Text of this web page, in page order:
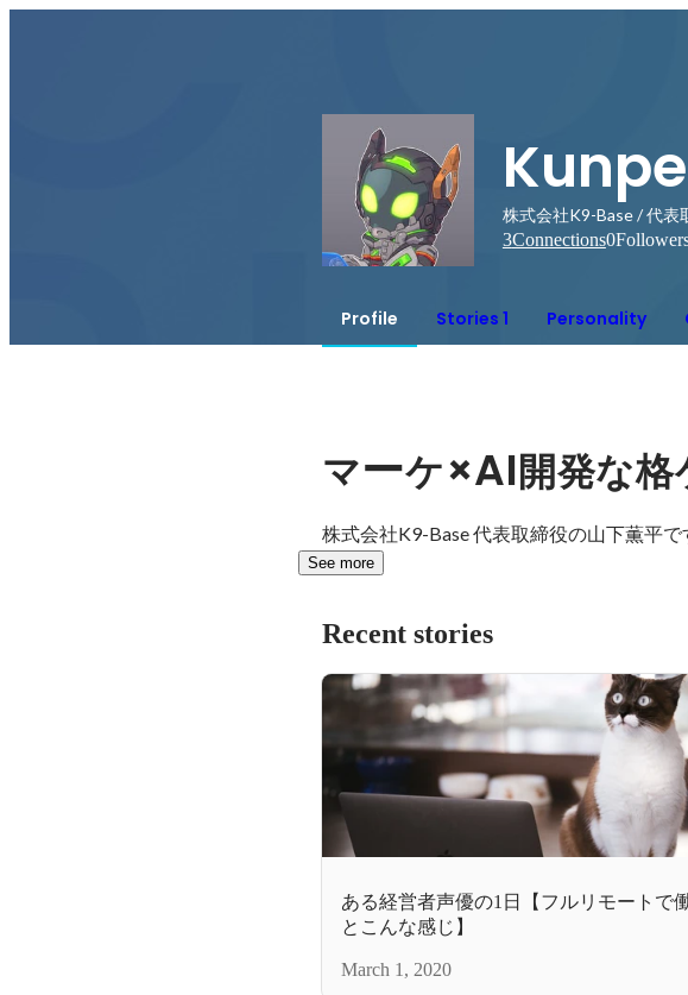
株式会社K9-Base / 代表
3Connections0
Profile Stories 1 Personality
マーケ×AI開発な格
株式会社K9-Base 代表取締役の山下薫平で
See more
Recent stories
ある経営者声優の1日【フルリモートで
とこんな感じ】
March 1, 2020